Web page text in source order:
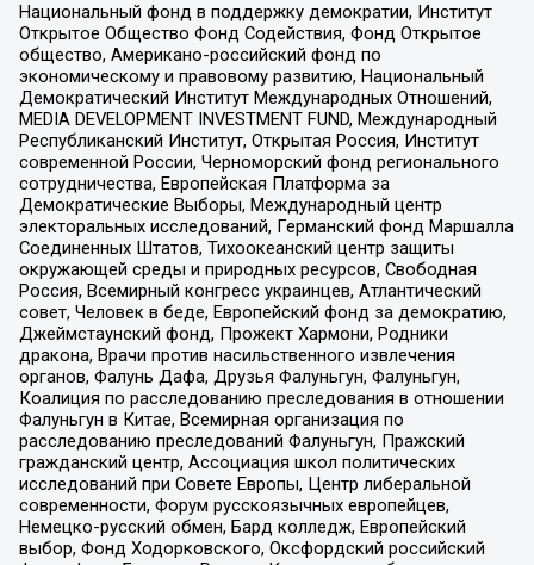
Национальный фонд в поддержку демократии, Институт
Открытое Общество Фонд Содействия, Фонд Открытое
общество, Американо-российский фонд по
экономическому и правовому развитию, Национальный
Демократический Институт Международных Отношений,
MEDIA DEVELOPMENT INVESTMENT FUND, Международный
Республиканский Институт, Открытая Россия, Институт
современной России, Черноморский фонд регионального
сотрудничества, Европейская Платформа за
Демократические Выборы, Международный центр
электоральных исследований, Германский фонд Маршалла
Соединенных Штатов, Тихоокеанский центр защиты
окружающей среды и природных ресурсов, Свободная
Россия, Всемирный конгресс украинцев, Атлантический
совет, Человек в беде, Европейский фонд за демократию,
Джеймстаунский фонд, Прожект Хармони, Родники
дракона, Врачи против насильственного извлечения
органов, Фалунь Дафа, Друзья Фалуньгун, Фалуньгун,
Коалиция по расследованию преследования в отношении
Фалуньгун в Китае, Всемирная организация по
расследованию преследований Фалуньгун, Пражский
гражданский центр, Ассоциация школ политических
исследований при Совете Европы, Центр либеральной
современности, Форум русскоязычных европейцев,
Немецко-русский обмен, Бард колледж, Европейский
выбор, Фонд Ходорковского, Оксфордский российский